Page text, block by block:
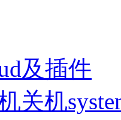
及插件
关机